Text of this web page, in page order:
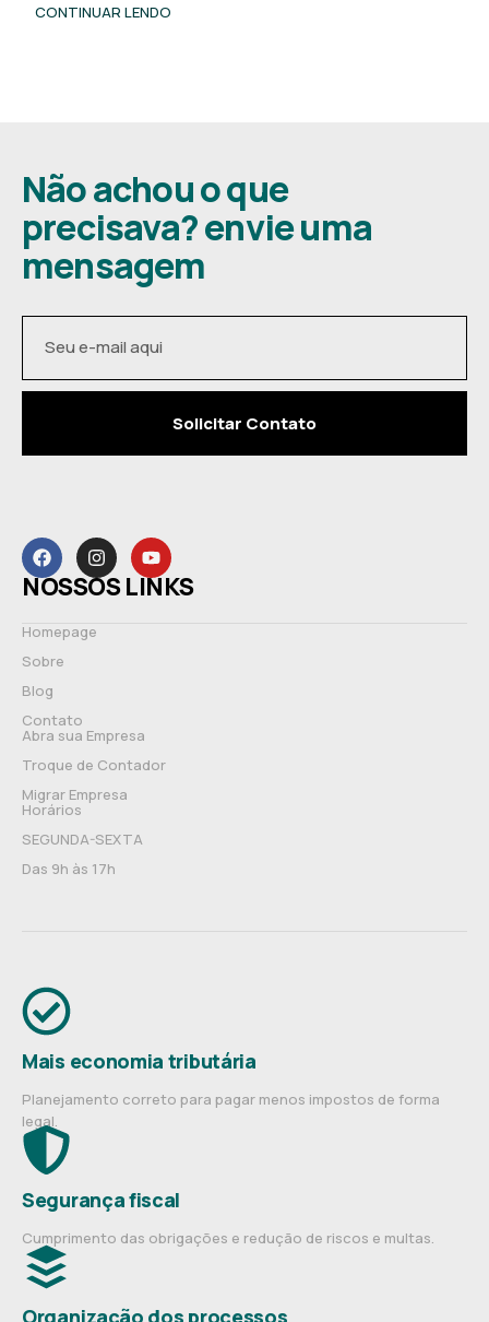
CONTINUAR LENDO
Não achou o que
precisava? envie uma
mensagem
Solicitar Contato
NOSSOS LINKS
Homepage
Sobre
Blog
Contato
Abra sua Empresa
Troque de Contador
Migrar Empresa
Horários
SEGUNDA-SEXTA
Das 9h às 17h
Mais economia tributária
Planejamento correto para pagar menos impostos de forma
legal.
Segurança fiscal
Cumprimento das obrigações e redução de riscos e multas.
Organização dos processos